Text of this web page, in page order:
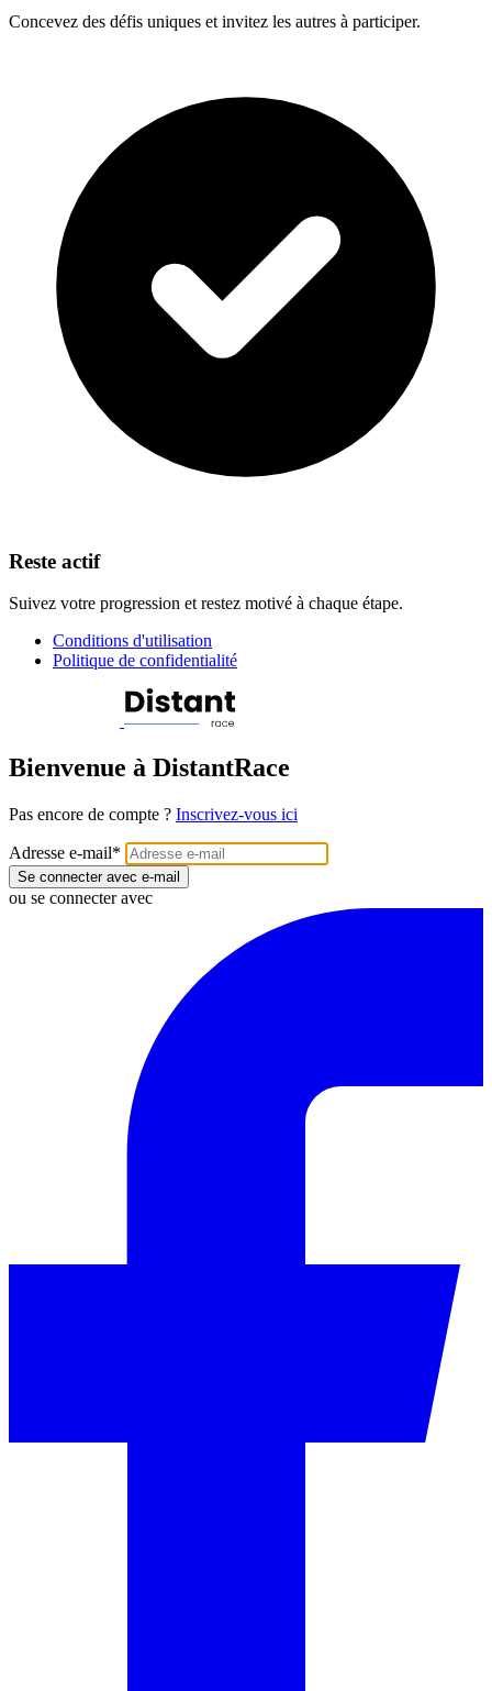
Concevez des défis uniques et invitez les autres à participer.
Reste actif
Suivez votre progression et restez motivé à chaque étape.
Conditions d'utilisation
Politique de confidentialité
Bienvenue à DistantRace
Pas encore de compte ? Inscrivez-vous ici
Adresse e-mail*
Se connecter avec e-mail
ou se connecter avec